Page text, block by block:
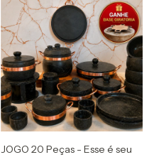
JOGO 20 Peças - Esse é seu